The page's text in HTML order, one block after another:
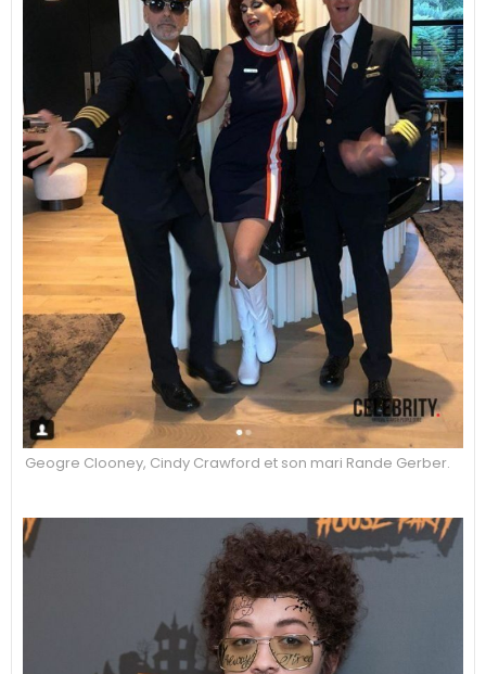
Geogre Clooney, Cindy Crawford et son mari Rande Gerber.